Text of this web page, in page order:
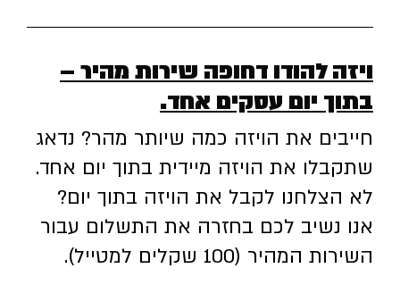
ויזה להודו דחופה שירות מהיר –
בתוך יום עסקים אחד.
חייבים את הויזה כמה שיותר מהר? נדאג
שתקבלו את הויזה מיידית בתוך יום אחד.
לא הצלחנו לקבל את הויזה בתוך יום?
אנו נשיב לכם בחזרה את התשלום עבור
השירות המהיר (100 שקלים למטייל).